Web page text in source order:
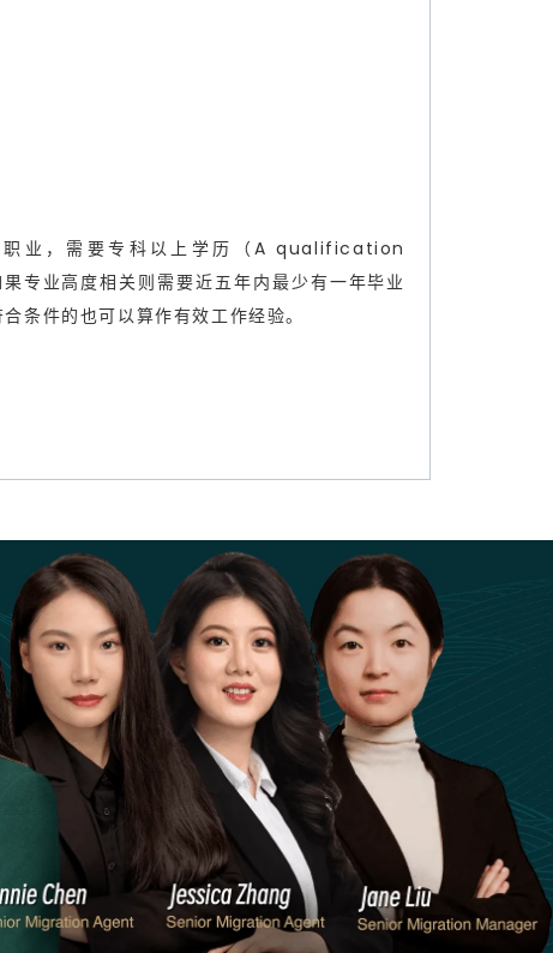
业，需要专科以上学历（A qualification
高度相关则需要近五年内最少有一年毕业
条件的也可以算作有效工作经验。